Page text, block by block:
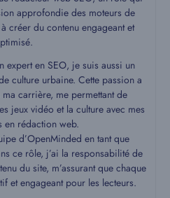
approfondie des moteurs de
créer du contenu engageant et
expert en SEO, je suis aussi un
culture urbaine. Cette passion a
carrière, me permettant de
jeux vidéo et la culture avec mes
en rédaction web.
d’OpenMinded en tant que
ce rôle, j’ai la responsabilité de
du site, m’assurant que chaque
et engageant pour les lecteurs.